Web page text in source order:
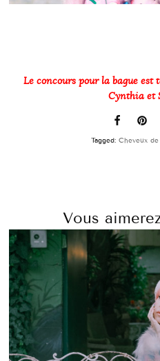
Le concours pour la bague est
Cynthia et
Tagged: Cheveux
Vous